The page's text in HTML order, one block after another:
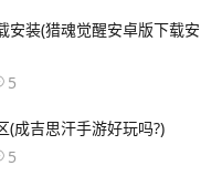
安装(猎魂觉醒安卓版下载安
5
(成吉思汗手游好玩吗?)
5